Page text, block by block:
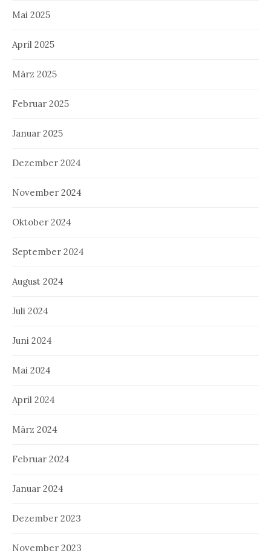
Mai 2025
April 2025
März 2025
Februar 2025
Januar 2025
Dezember 2024
November 2024
Oktober 2024
September 2024
August 2024
Juli 2024
Juni 2024
Mai 2024
April 2024
März 2024
Februar 2024
Januar 2024
Dezember 2023
November 2023